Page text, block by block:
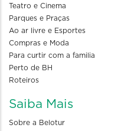
Teatro e Cinema
Parques e Praças
Ao ar livre e Esportes
Compras e Moda
Para curtir com a familia
Perto de BH
Roteiros
Saiba Mais
Sobre a Belotur